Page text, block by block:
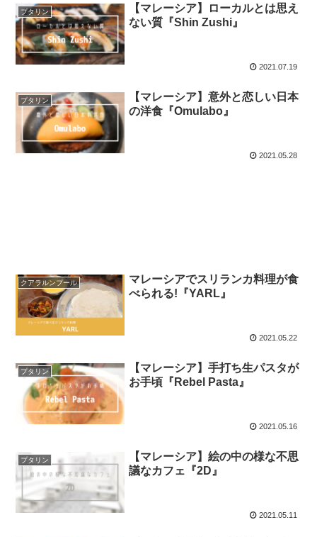
プタリン
【マレーシア】ローカルとは思え
ない質『Shin Zushi』
2021.07.19
プタリン
【マレーシア】意外と恋しい日本
の洋食『Omulabo』
2021.05.28
クアラルンプール
マレーシアでスリランカ料理が食
べられる!『YARL』
2021.05.22
プタリン
【マレーシア】手打ち生パスタが
お手頃『Rebel Pasta』
2021.05.16
プタリン
【マレーシア】絵の中の様な不思
議なカフェ『2D』
2021.05.11